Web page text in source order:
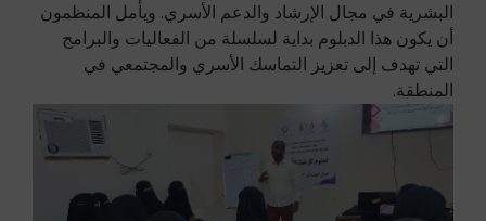
البشرية في مجال الإرشاد والدعم الأسري. ويأمل المنظمون
أن يكون هذا الدبلوم بداية لسلسلة من الفعاليات والبرامج
التي تهدف إلى تعزيز التماسك الأسري والمجتمعي في
المنطقة.